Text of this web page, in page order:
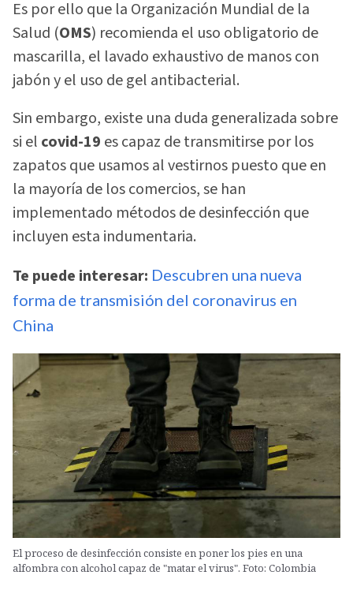
Es por ello que la Organización Mundial de la
Salud (OMS) recomienda el uso obligatorio de
mascarilla, el lavado exhaustivo de manos con
jabón y el uso de gel antibacterial.
Sin embargo, existe una duda generalizada sobre
si el covid-19 es capaz de transmitirse por los
zapatos que usamos al vestirnos puesto que en
la mayoría de los comercios, se han
implementado métodos de desinfección que
incluyen esta indumentaria.
Te puede interesar: Descubren una nueva
forma de transmisión del coronavirus en
China
El proceso de desinfección consiste en poner los pies en una
alfombra con alcohol capaz de "matar el virus". Foto: Colombia